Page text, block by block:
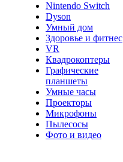
Nintendo Switch
Dyson
Умный дом
Здоровье и фитнес
VR
Квадрокоптеры
Графические
планшеты
Умные часы
Проекторы
Микрофоны
Пылесосы
Фото и видео